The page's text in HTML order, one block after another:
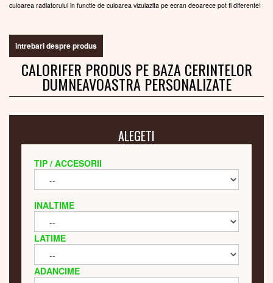
culoarea radiatorului in functie de culoarea vizulazita pe ecran deoarece pot fi diferente!
intrebari despre produs
CALORIFER PRODUS PE BAZA CERINTELOR
DUMNEAVOASTRA PERSONALIZATE
ALEGETI
TIP / ACCESORII
INALTIME
LATIME
ADANCIME